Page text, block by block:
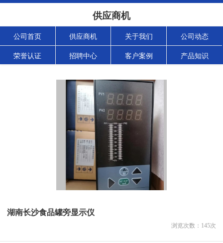
供应商机
公司首页 供应商机 关于我们 公司动态
荣誉认证 招聘中心 客户案例 产品知识
湖南长沙食品罐旁显示仪
浏览次数： 145次